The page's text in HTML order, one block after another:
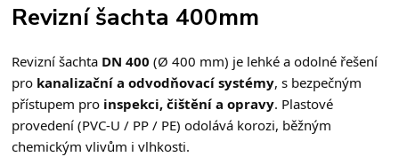
Revizní šachta 400mm
Revizní šachta DN 400 (Ø 400 mm) je lehké a odolné řešení
pro kanalizační a odvodňovací systémy, s bezpečným
přístupem pro inspekci, čištění a opravy. Plastové
provedení (PVC-U / PP / PE) odolává korozi, běžným
chemickým vlivům i vlhkosti.